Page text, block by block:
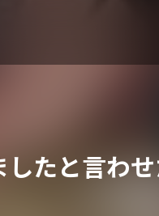
したと言わ